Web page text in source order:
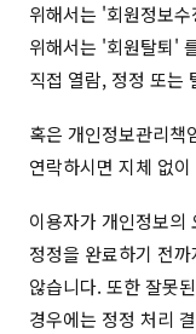
위해서는 '회원정보
위해서는 '회원탈퇴'
직접 열람, 정정 또는
혹은 개인정보관리책
연락하시면 지체 없
이용자가 개인정보의
정정을 완료하기 전
않습니다. 또한 잘못
경우에는 정정 처리